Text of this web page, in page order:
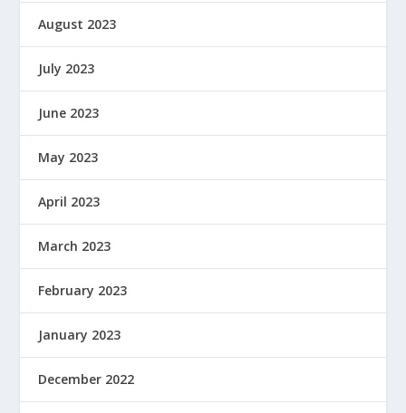
August 2023
July 2023
June 2023
May 2023
April 2023
March 2023
February 2023
January 2023
December 2022